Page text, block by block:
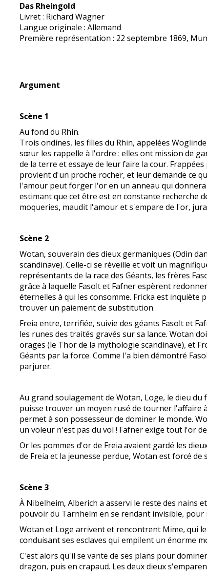
Das Rheingold
Livret : Richard Wagner
Langue originale : Allemand
Première représentation : 22 septembre 1869,
Argument
Scène 1
Au fond du Rhin.
Trois ondines, les filles du Rhin, appelées
sœur les rappelle à l'ordre : elles ont mission de
de la terre et essaye de leur faire la cour.
provient d'un proche rocher, et leur demande ce
l'amour peut forger l'or en un anneau qui donnera
estimant que cet être est en constante recherche
moqueries, maudit l'amour et s'empare de l'or,
Scène 2
Wotan, souverain des dieux germaniques (Odin
scandinave). Celle-ci se réveille et voit un
représentants de la race des Géants, les frères
grâce à laquelle Fasolt et Fafner espèrent
éternelles à qui les consomme. Fricka est
trouver un paiement de substitution.
Freia entre, terrifiée, suivie des géants Fasolt et
les runes des traités gravés sur sa lance. Wotan
orages (le Thor de la mythologie scandinave), et
Géants par la force. Comme l'a bien démontré
parjurer.
Au grand soulagement de Wotan, Loge, le dieu
puisse trouver un moyen rusé de tourner l'affaire
permet à son possesseur de dominer le monde.
un voleur n'est pas du vol ! Fafner exige tout l'or
Or les pommes d'or de Freia avaient gardé les
de Freia et la jeunesse perdue, Wotan est forcé
Scène 3
À Nibelheim, Alberich a asservi le reste des
pouvoir du Tarnhelm en se rendant invisible,
Wotan et Loge arrivent et rencontrent Mime, qui
conduisant ses esclaves qui empilent un énorme
C'est alors qu'il se vante de ses plans pour
dragon, puis en crapaud. Les deux dieux